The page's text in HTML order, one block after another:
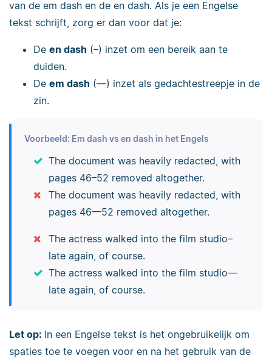
van de em dash en de en dash. Als je een Engelse
tekst schrijft, zorg er dan voor dat je:
De en dash (–) inzet om een bereik aan te
duiden.
De em dash (—) inzet als gedachtestreepje in de
zin.
Voorbeeld: Em dash vs en dash in het Engels
The document was heavily redacted, with
pages 46–52 removed altogether.
The document was heavily redacted, with
pages 46—52 removed altogether.
The actress walked into the film studio–
late again, of course.
The actress walked into the film studio—
late again, of course.
Let op: In een Engelse tekst is het ongebruikelijk om
spaties toe te voegen voor en na het gebruik van de